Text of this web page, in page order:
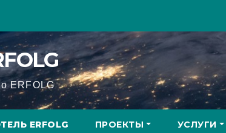
ERFOLG
ERFOLG ПРОЕКТЫ УСЛУГИ